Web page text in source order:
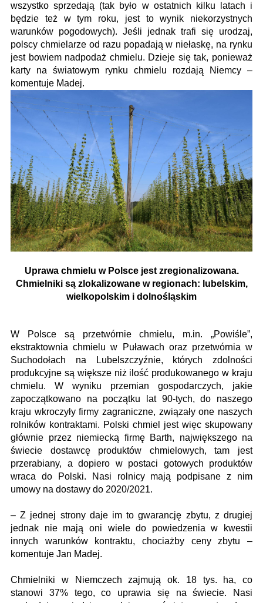
wszystko sprzedają (tak było w ostatnich kilku latach i
będzie też w tym roku, jest to wynik niekorzystnych
warunków pogodowych). Jeśli jednak trafi się urodzaj,
polscy chmielarze od razu popadają w niełaskę, na rynku
jest bowiem nadpodaż chmielu. Dzieje się tak, ponieważ
karty na światowym rynku chmielu rozdają Niemcy –
komentuje Madej.
Uprawa chmielu w Polsce jest zregionalizowana.
Chmielniki są zlokalizowane w regionach: lubelskim,
wielkopolskim i dolnośląskim
W Polsce są przetwórnie chmielu, m.in. „Powiśle”,
ekstraktownia chmielu w Puławach oraz przetwórnia w
Suchodołach na Lubelszczyźnie, których zdolności
produkcyjne są większe niż ilość produkowanego w kraju
chmielu. W wyniku przemian gospodarczych, jakie
zapoczątkowano na początku lat 90-tych, do naszego
kraju wkroczyły firmy zagraniczne, związały one naszych
rolników kontraktami. Polski chmiel jest więc skupowany
głównie przez niemiecką firmę Barth, największego na
świecie dostawcę produktów chmielowych, tam jest
przerabiany, a dopiero w postaci gotowych produktów
wraca do Polski. Nasi rolnicy mają podpisane z nim
umowy na dostawy do 2020/2021.
– Z jednej strony daje im to gwarancję zbytu, z drugiej
jednak nie mają oni wiele do powiedzenia w kwestii
innych warunków kontraktu, chociażby ceny zbytu –
komentuje Jan Madej.
Chmielniki w Niemczech zajmują ok. 18 tys. ha, co
stanowi 37% tego, co uprawia się na świecie. Nasi